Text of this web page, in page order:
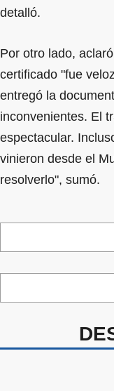
detalló.
Por otro lado,
certificado "fue
entregó la
inconvenientes. El
espectacular.
vinieron desde el
resolverlo", sumó.